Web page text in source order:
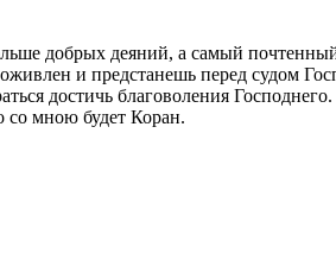
добрых деяний, а самый
и предстанешь перед судом
достичь благоволения Господнего.
со мною будет Коран.